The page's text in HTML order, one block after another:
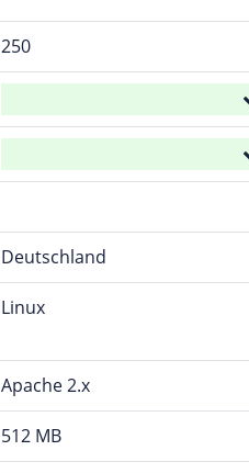
250
Deutschland
Linux
Apache 2.x
512 MB